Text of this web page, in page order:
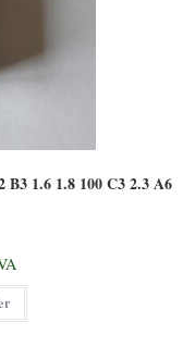
1.6 1.8 100 C3 2.3 A6